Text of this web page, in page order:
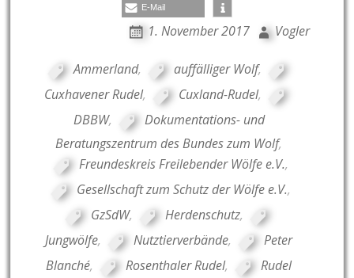
E-Mail
1. November 2017 Vogler
Ammerland, auffälliger Wolf,
Cuxhavener Rudel, Cuxland-Rudel,
DBBW,
Dokumentations- und
Beratungszentrum des Bundes zum Wolf,
Freundeskreis Freilebender Wölfe e.V.,
Gesellschaft zum Schutz der Wölfe e.V.,
GzSdW, Herdenschutz,
Jungwölfe, Nutztierverbände,
Peter
Blanché, Rosenthaler Rudel, Rudel